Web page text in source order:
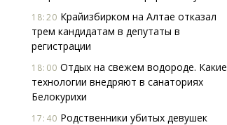
18:20 Крайизбирком на Алтае отказал
трем кандидатам в депутаты в
регистрации
18:00 Отдых на свежем водороде. Какие
технологии внедряют в санаториях
Белокурихи
17:40 Родственники убитых девушек